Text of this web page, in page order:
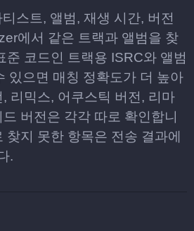
스트, 앨범, 재생 시간, 버전
에서 같은 트랙과 앨범을 찾
준 코드인 트랙용 ISRC와 앨범
있으면 매칭 정확도가 더 높아
리믹스, 어쿠스틱 버전, 리마
버전은 각각 따로 확인합니
찾지 못한 항목은 전송 결과에
.